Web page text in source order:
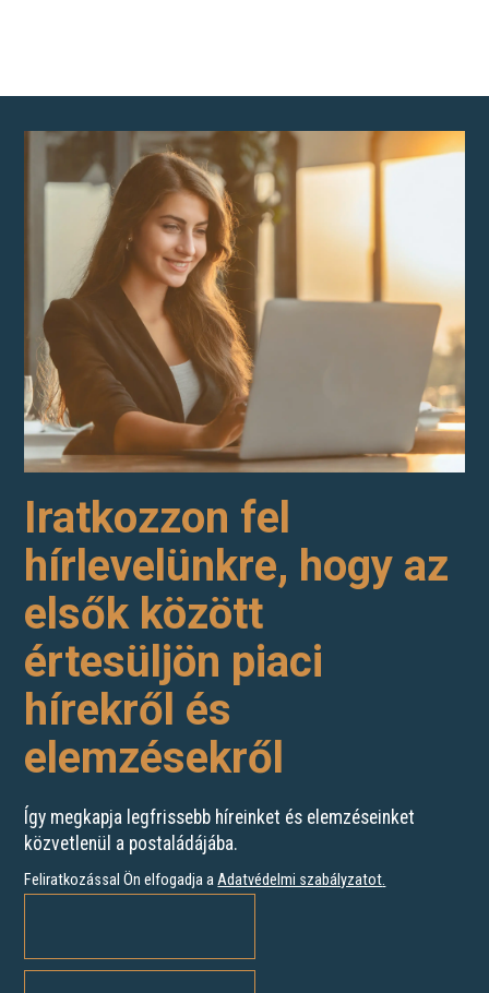
Iratkozzon fel
hírlevelünkre, hogy az
elsők között
értesüljön piaci
hírekről és
elemzésekről
Így megkapja legfrissebb híreinket és elemzéseinket
közvetlenül a postaládájába.
Feliratkozással Ön elfogadja aAdatvédelmi szabályzatot.